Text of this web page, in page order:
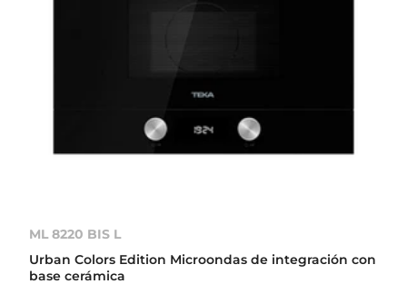
ML 8220 BIS L
Urban Colors Edition Microondas de integración con
base cerámica